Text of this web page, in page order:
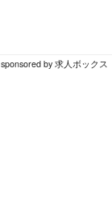
sponsored by 求人ボックス